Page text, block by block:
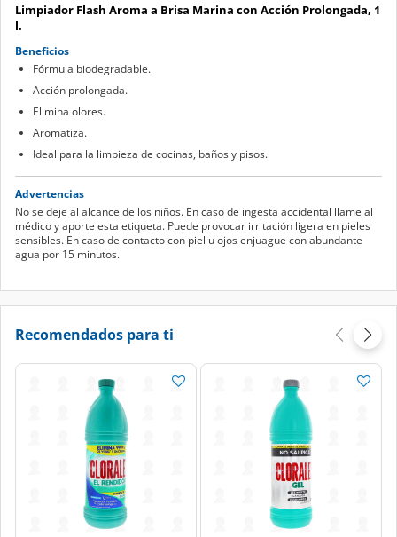
Limpiador Flash Aroma a Brisa Marina con Acción Prolongada, 1
l.
Beneficios
Fórmula biodegradable.
Acción prolongada.
Elimina olores.
Aromatiza.
Ideal para la limpieza de cocinas, baños y pisos.
Advertencias
No se deje al alcance de los niños. En caso de ingesta accidental llame al
médico y aporte esta etiqueta. Puede provocar irritación ligera en pieles
sensibles. En caso de contacto con piel u ojos enjuague con abundante
agua por 15 minutos.
Recomendados para ti